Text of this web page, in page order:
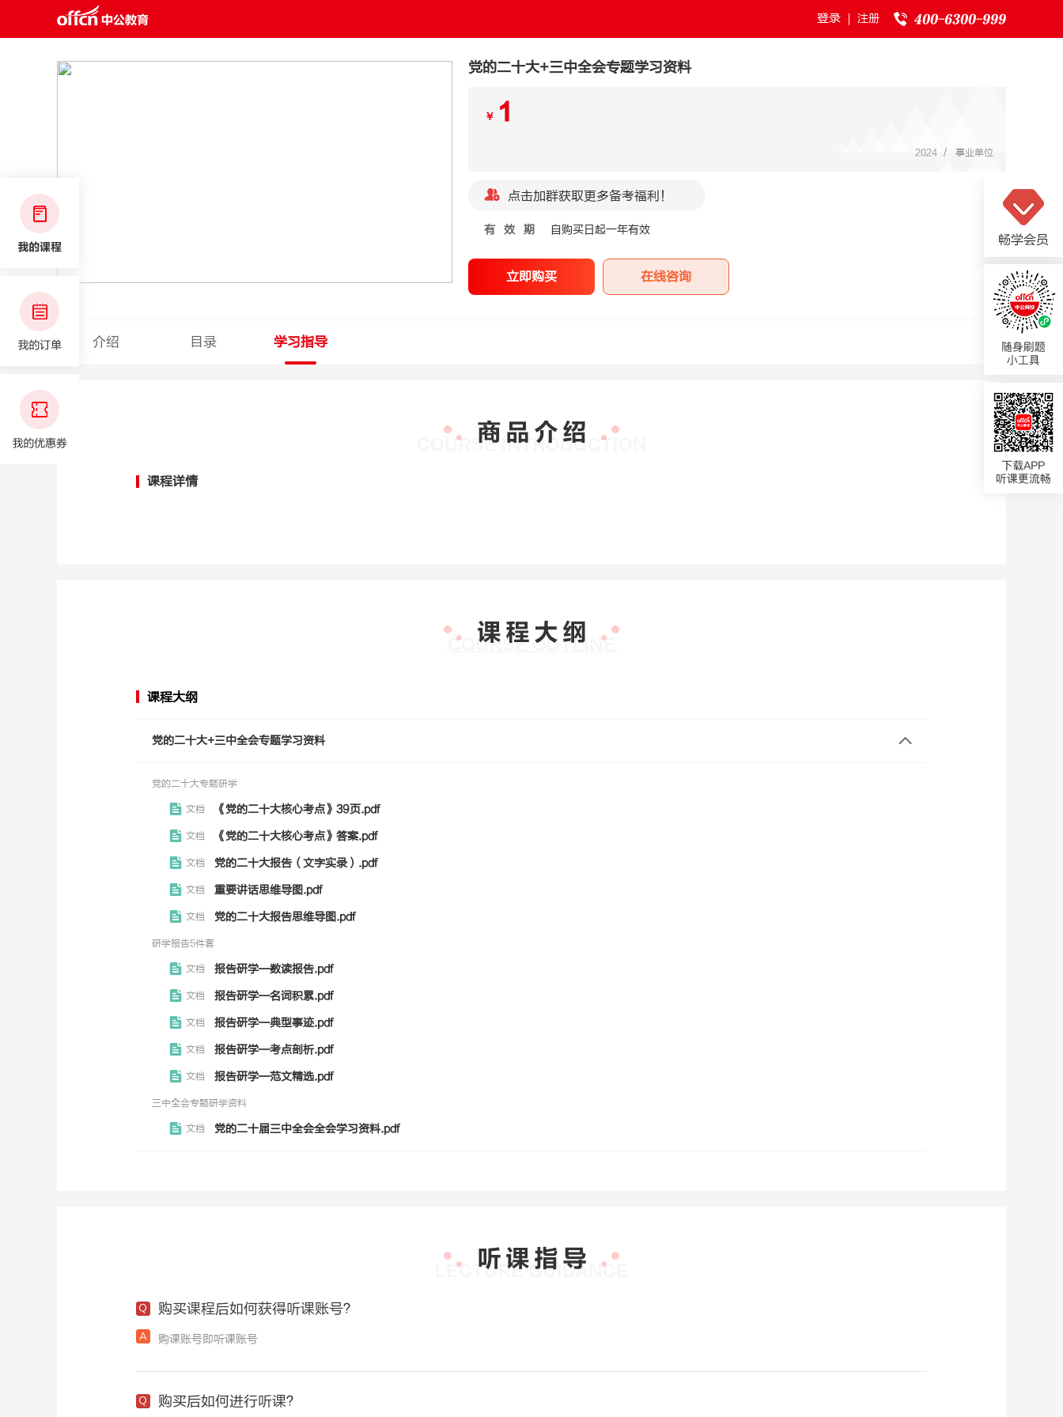
登录 注册
党的二十大+三中全会专题学习资料
￥ 1
2024 / 事业单位
点击加群获取更多备考福利！
有效期 自购买日起一年有效
立即购买 在线咨询
介绍 目录 学习指导
课程详情
课程大纲
党的二十大+三中全会专题学习资料
党的二十大专题研学
文档 《党的二十大核心考点》39页.pdf
文档 《党的二十大核心考点》答案.pdf
文档 党的二十大报告（文字实录）.pdf
文档 重要讲话思维导图.pdf
文档 党的二十大报告思维导图.pdf
研学报告5件套
文档 报告研学—数读报告.pdf
文档 报告研学—名词积累.pdf
文档 报告研学—典型事迹.pdf
文档 报告研学—考点剖析.pdf
文档 报告研学—范文精选.pdf
三中全会专题研学资料
文档 党的二十届三中全会全会学习资料.pdf
购买课程后如何获得听课账号？
购课账号即听课账号
购买后如何进行听课？